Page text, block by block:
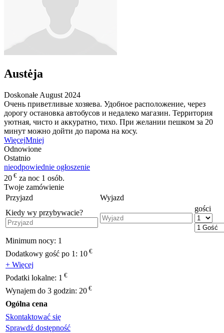
Austėja
Doskonałe August 2024
Очень приветливые хозяева. Удобное расположение, через
дорогу остановка автобусов и недалеко магазин. Территория
уютная, чисто и аккуратно, тихо. При желании пешком за 20
минут можно дойти до парома на косу.
WięcejMniej
Odnowione
Ostatnio
nieodpowiednie ogłoszenie
20 € za noc 1 osób.
Twoje zamówienie
Przyjazd
Wyjazd
Kiedy wy przybywacie?
gości
Minimum nocy: 1
Dodatkowy gość po 1: 10 €
+ Więcej
Podatki lokalne: 1 €
Wynajem do 3 godzin: 20 €
Ogólna cena
Skontaktować się
Sprawdź dostępność